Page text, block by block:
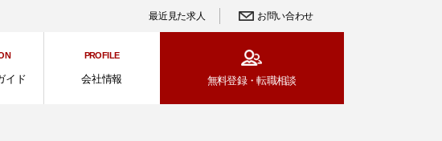
最近見た求人 お問い合わせ
イド
PROFILE
会社情報 無料登録・転職相談